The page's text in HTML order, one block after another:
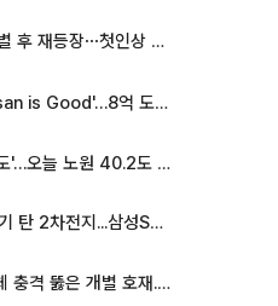
‘나솔사계’ 국화, 결별 후 재등장⋯첫인상 투표 휩쓸고 ‘인기녀’ 등극
도시브랜드, 용산 대통령실 CI 업체가 수행
오늘 노원 40.2도 기록
[특징주] 반도체 온기 탄 2차전지...삼성SDI, 장 초반 7% 넘게 껑충
[증시키워드] 반도체 충격 뚫은 개별 호재...포스코퓨처엠·에코프로·한화솔루션 '눈길'